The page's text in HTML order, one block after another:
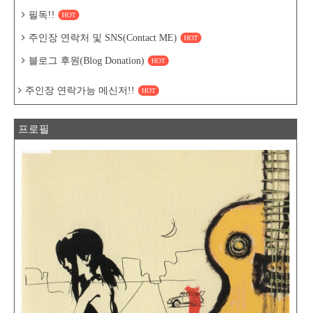
필독!! HOT
주인장 연락처 및 SNS(Contact ME) HOT
블로그 후원(Blog Donation) HOT
주인장 연락가능 메신저!! HOT
프로필